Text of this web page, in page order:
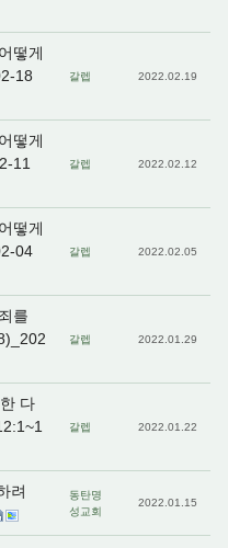
떻게
18
갈렙 2022.02.19
떻게
11
갈렙 2022.02.12
떻게
04
갈렙 2022.02.05
를
갈렙 2022.01.29
다
갈렙 2022.01.22
려
동탄명
성교회
2022.01.15